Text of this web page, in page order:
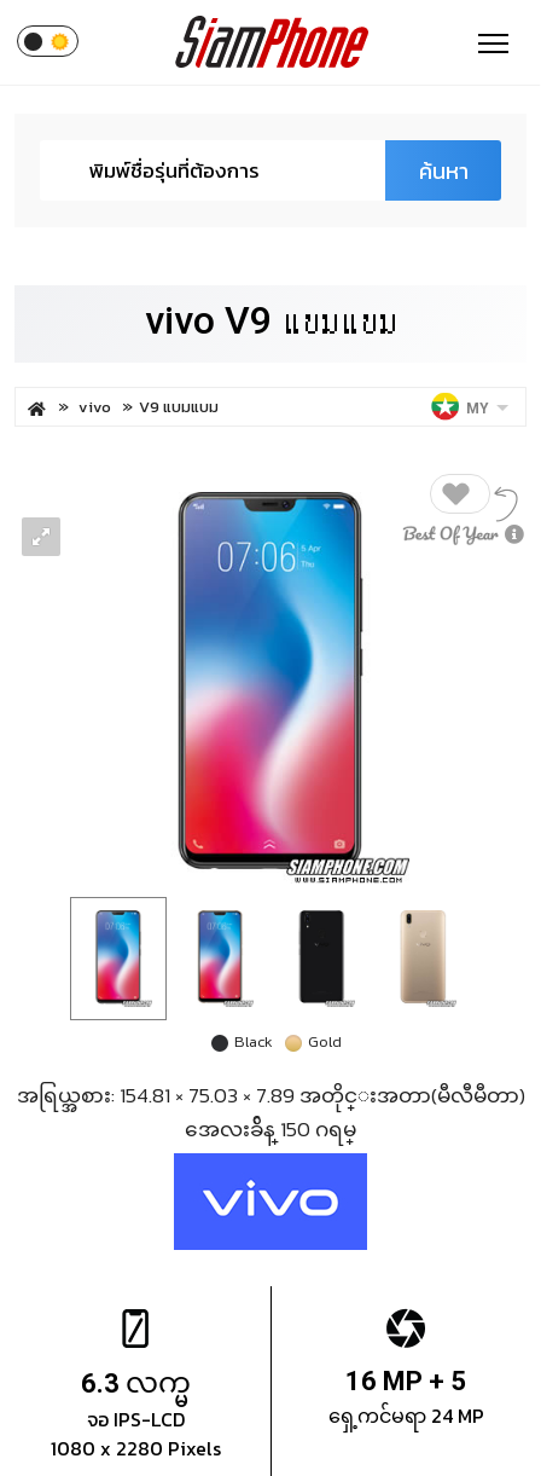
ค้นหา
vivo V9 แบมแบม
vivo V9 แบมแบม MY
Black Gold
အရြယ္အစား: 154.81 × 75.03 × 7.89 အတိုင္းအတာ(မီလီမီတာ)
အေလးခ်ိန္ 150 ဂရမ္
6.3 လက္မ
จอ IPS-LCD
1080 x 2280 Pixels
16 MP + 5
ရှေ့ကင်မရာ 24 MP